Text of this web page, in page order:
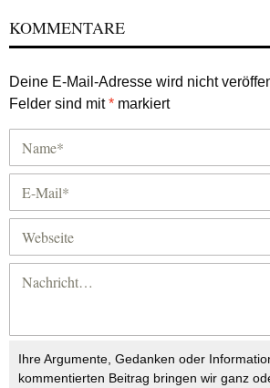
KOMMENTARE
Deine E-Mail-Adresse wird nicht
Felder sind mit* markiert
Ihre Argumente, Gedanken oder
kommentierten Beitrag bringen wir ganz